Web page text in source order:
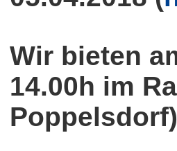
Wir bieten
14.00h im